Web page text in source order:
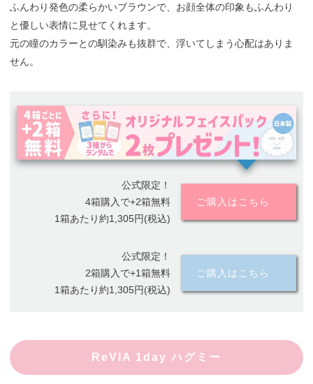
ふんわり発色の柔らかいブラウンで、お顔全体の印象もふんわり
と優しい表情に見せてくれます。
元の瞳のカラーとの馴染みも抜群で、浮いてしまう心配はありま
せん。
公式限定！
4箱購入で+2箱無料
1箱あたり約1,305円(税込)
ご購入はこちら
公式限定！
2箱購入で+1箱無料
1箱あたり約1,305円(税込)
ご購入はこちら
ReVIA 1day ハグミー